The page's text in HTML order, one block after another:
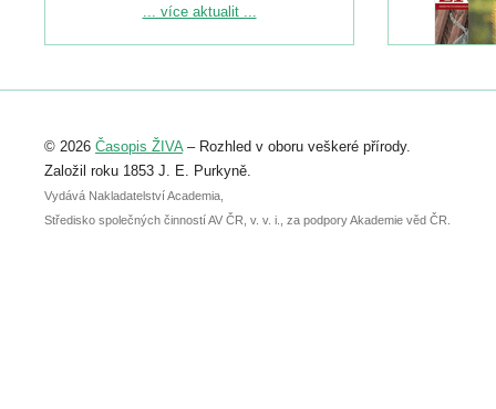
Podrobnější informace ke konferenci
Registrovat se můžete do 6. září.
abstraktu přihlášené přednášky nebo
posteru je už 30. června.
... více aktualit ...
© 2026 Časopis ŽIVA– Rozhled v oboru veškeré přírody.
Založil roku 1853 J. E. Purkyně.
Vydává Nakladatelství Academia,
Středisko společných činností AV ČR, v. v. i., za podpory Akademie věd ČR.